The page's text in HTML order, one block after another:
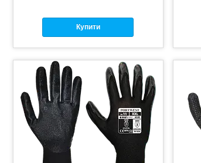
Купити